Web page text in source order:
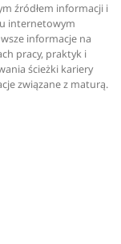
źródłem informacji i
internetowym
informacje na
pracy, praktyk i
ścieżki kariery
związane z maturą.